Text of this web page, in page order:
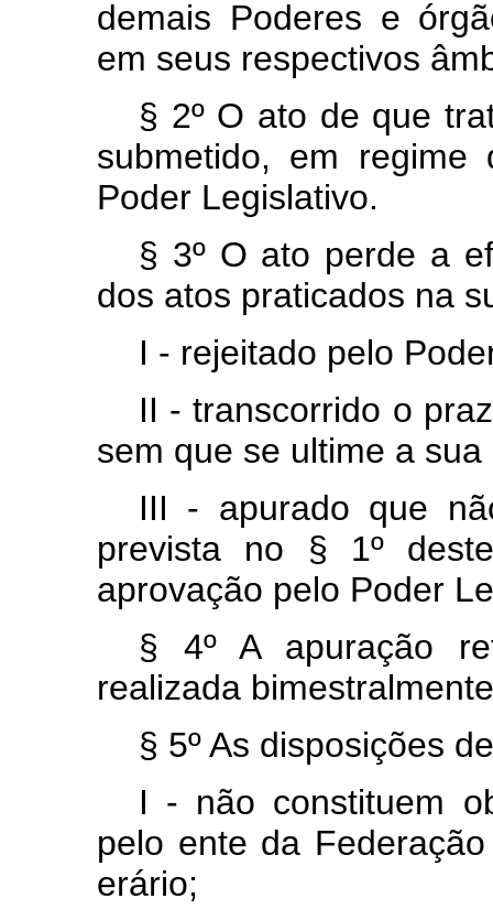
demais Poderes e
em seus respectivos
§ 2º O ato de que
submetido, em
Poder Legislativo.
§ 3º O ato perde a
dos atos praticados na
I - rejeitado pelo
II - transcorrido o
sem que se ultime a
III - apurado que
prevista no § 1º
aprovação pelo Poder
§ 4º A apuração
realizada
§ 5º As disposições
I - não constituem
pelo ente da
erário;